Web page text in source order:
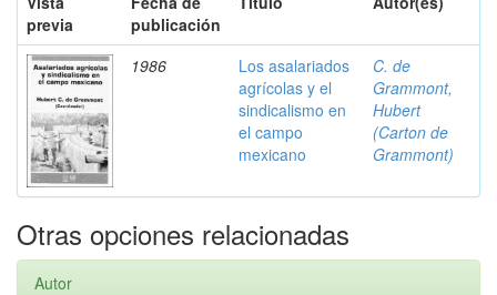
previa
publicación
1986
Los asalariados
agrícolas y el
sindicalismo en
el campo
mexicano
C. de
Grammont,
Hubert
(Carton de
Grammont)
Otras opciones relacionadas
Autor